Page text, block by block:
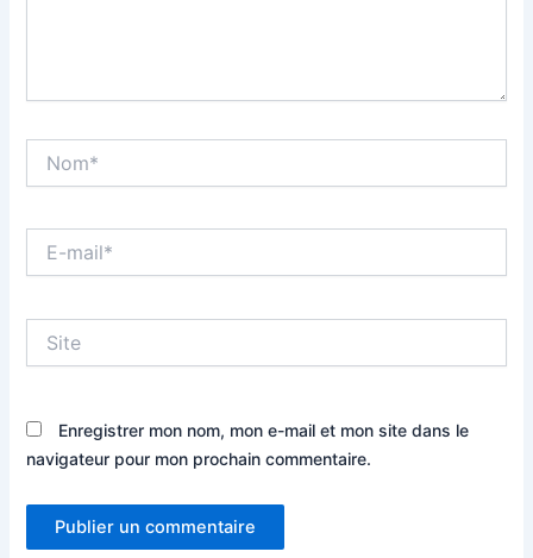
mail*
Enregistrer mon nom, mon e-mail et mon site dans le
navigateur pour mon prochain commentaire.